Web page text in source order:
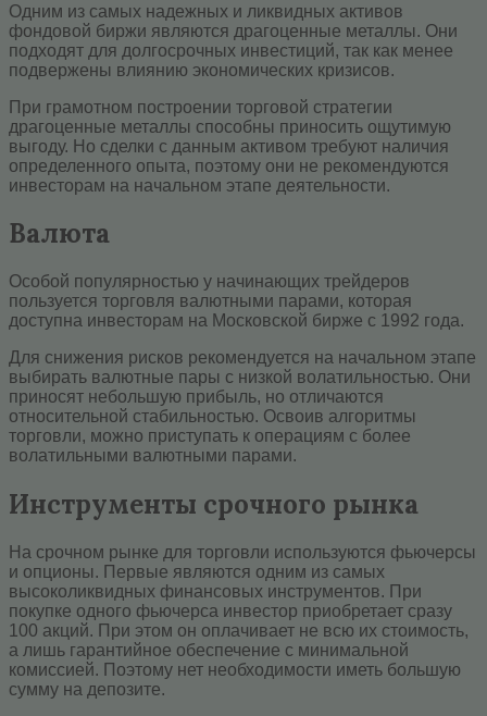
Одним из самых надежных и ликвидных активов
фондовой биржи являются драгоценные металлы. Они
подходят для долгосрочных инвестиций, так как менее
подвержены влиянию экономических кризисов.
При грамотном построении торговой стратегии
драгоценные металлы способны приносить ощутимую
выгоду. Но сделки с данным активом требуют наличия
определенного опыта, поэтому они не рекомендуются
инвесторам на начальном этапе деятельности.
Валюта
Особой популярностью у начинающих трейдеров
пользуется торговля валютными парами, которая
доступна инвесторам на Московской бирже с 1992 года.
Для снижения рисков рекомендуется на начальном этапе
выбирать валютные пары с низкой волатильностью. Они
приносят небольшую прибыль, но отличаются
относительной стабильностью. Освоив алгоритмы
торговли, можно приступать к операциям с более
волатильными валютными парами.
Инструменты срочного рынка
На срочном рынке для торговли используются фьючерсы
и опционы. Первые являются одним из самых
высоколиквидных финансовых инструментов. При
покупке одного фьючерса инвестор приобретает сразу
100 акций. При этом он оплачивает не всю их стоимость,
а лишь гарантийное обеспечение с минимальной
комиссией. Поэтому нет необходимости иметь большую
сумму на депозите.